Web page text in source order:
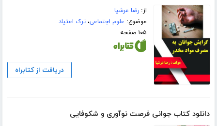
از:رضا عرشیا
موضوع: علوم اجتماعی،ترک اعتیاد
۱۰۵ صفحه
دریافت از کتابراه
دانلود کتاب جوانی فرصت نوآوری و شکوفایی